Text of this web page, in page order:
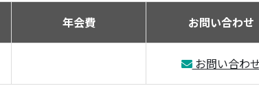
年会費 お問い合わせ
お問い合わ